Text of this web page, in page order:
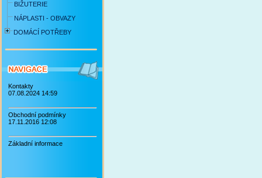
BIŽUTERIE
NÁPLASTI - OBVAZY
DOMÁCÍ POTŘEBY
Kontakty
07.08.2024 14:59
Obchodní podmínky
17.11.2016 12:08
Základní informace